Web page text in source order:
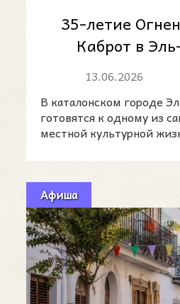
35-летие
Каброт в
огня, пороха и
13.06.2026
В каталонском городе
готовятся к одному из
местной культурной
Афиша